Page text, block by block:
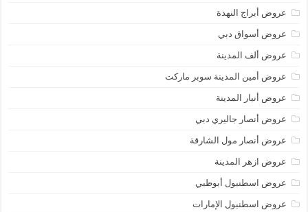
عروض أبراج النهدة
عروض أسواق دبي
عروض ألف المدينة
عروض أمين المدينة سوبر ماركت
عروض أنبار المدينة
عروض أنصار جاليري دبي
عروض أنصار مول الشارقة
عروض ازهر المدينة
عروض اسطنبول أبوظبي
عروض اسطنبول الإمارات